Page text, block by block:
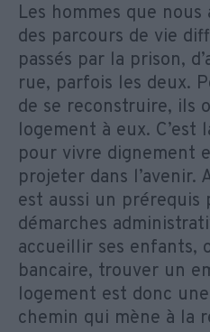
Les hommes que
des parcours de vie
passés par la prison,
rue, parfois les deux.
de se reconstruire, ils
logement à eux. C’est
pour vivre dignement
projeter dans l’avenir.
est aussi un prérequis
démarches
accueillir ses enfants,
bancaire, trouver un
logement est donc
chemin qui mène à la